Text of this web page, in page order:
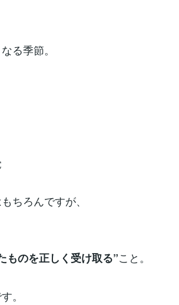
る季節。
ちろんですが、
ものを正しく受け取る”こと。
。